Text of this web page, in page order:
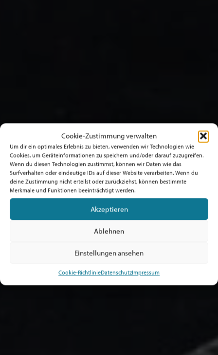
Cookie-Zustimmung verwalten
Um dir ein optimales Erlebnis zu bieten, verwenden wir Technologien wie
Cookies, um Geräteinformationen zu speichern und/oder darauf zuzugreifen.
Wenn du diesen Technologien zustimmst, können wir Daten wie das
Surfverhalten oder eindeutige IDs auf dieser Website verarbeiten. Wenn du
deine Zustimmung nicht erteilst oder zurückziehst, können bestimmte
Merkmale und Funktionen beeinträchtigt werden.
Akzeptieren
Ablehnen
Einstellungen ansehen
Cookie-RichtlinieDatenschutzImpressum